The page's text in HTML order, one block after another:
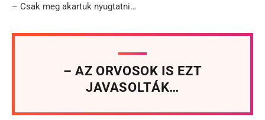
– Csak meg akartuk nyugtatni…
– AZ ORVOSOK IS EZT
JAVASOLTÁK…